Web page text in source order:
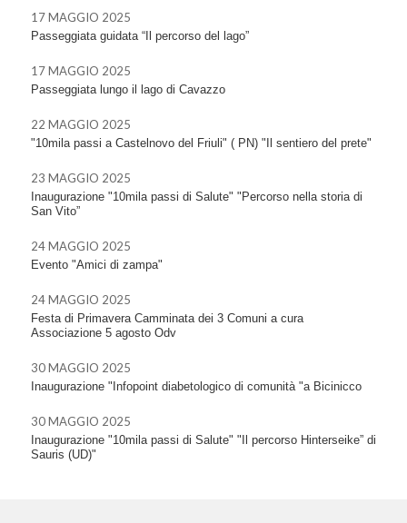
17 MAGGIO 2025
Passeggiata guidata “Il percorso del lago”
17 MAGGIO 2025
Passeggiata lungo il lago di Cavazzo
22 MAGGIO 2025
"10mila passi a Castelnovo del Friuli" ( PN) "Il sentiero del prete"
23 MAGGIO 2025
Inaugurazione "10mila passi di Salute" "Percorso nella storia di
San Vito”
24 MAGGIO 2025
Evento "Amici di zampa"
24 MAGGIO 2025
Festa di Primavera Camminata dei 3 Comuni a cura
Associazione 5 agosto Odv
30 MAGGIO 2025
Inaugurazione "Infopoint diabetologico di comunità "a Bicinicco
30 MAGGIO 2025
Inaugurazione "10mila passi di Salute" "Il percorso Hinterseike” di
Sauris (UD)"